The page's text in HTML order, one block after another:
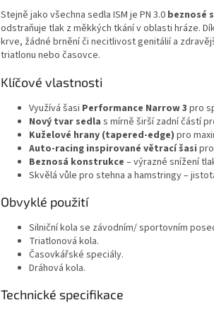
Stejně jako všechna sedla ISM je PN 3.0 beznosé
odstraňuje tlak z měkkých tkání v oblasti hráze.
krve, žádné brnění či necitlivost genitálií a
triatlonu nebo časovce.
Klíčové vlastnosti
Využívá šasi Performance Narrow 3 pro
Nový tvar sedla s mírně širší zadní částí
Kuželové hrany (tapered-edge) pro
Auto-racing inspirované větrací šasi
Beznosá konstrukce – výrazné snížení
Skvělá vůle pro stehna a hamstringy –
Obvyklé použití
Silniční kola se závodním/ sportovním
Triatlonová kola.
Časovkářské speciály.
Dráhová kola.
Technické specifikace